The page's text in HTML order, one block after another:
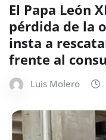
El Papa León
pérdida de la
insta a
frente al
Luis Molero